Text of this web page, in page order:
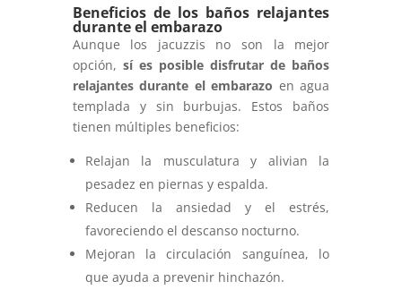
Beneficios de los baños relajantes
durante el embarazo
Aunque los jacuzzis no son la mejor
opción, sí es posible disfrutar de baños
relajantes durante el embarazo en agua
templada y sin burbujas. Estos baños
tienen múltiples beneficios:
Relajan la musculatura y alivian la
pesadez en piernas y espalda.
Reducen la ansiedad y el estrés,
favoreciendo el descanso nocturno.
Mejoran la circulación sanguínea, lo
que ayuda a prevenir hinchazón.